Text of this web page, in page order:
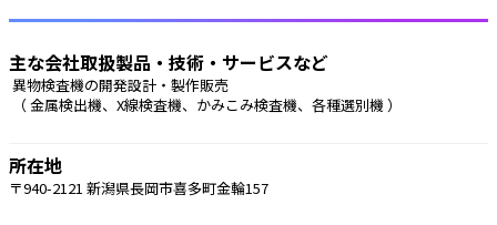
主な会社取扱製品・技術・サービスなど
異物検査機の開発設計・製作販売
（ 金属検出機、X線検査機、かみこみ検査機、各種選別機 ）
所在地
〒940-2121 新潟県長岡市喜多町金輪157